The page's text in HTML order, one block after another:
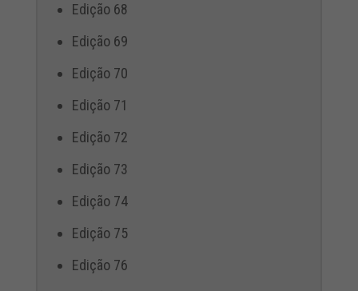
Edição 68
Edição 69
Edição 70
Edição 71
Edição 72
Edição 73
Edição 74
Edição 75
Edição 76